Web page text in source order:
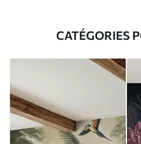
CATÉGORIES